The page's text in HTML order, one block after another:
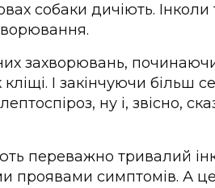
собаки дичіють.
захворювань,
І закінчуючи більш
ну і, звісно,
переважно тривалий
проявами симптомів. А